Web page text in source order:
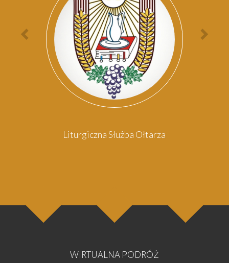
Poprzednia
osoba
Liturgiczna Służba Ołtarza
WIRTUALNA PODRÓŻ